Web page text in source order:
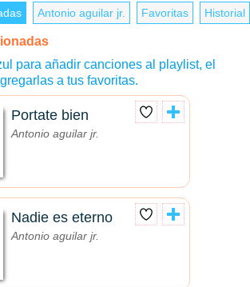
Antonio aguilar jr. Favoritas Historial
para añadir canciones al playlist, el
a tus favoritas.
Portate bien
Antonio aguilar jr.
Nadie es eterno
Antonio aguilar jr.